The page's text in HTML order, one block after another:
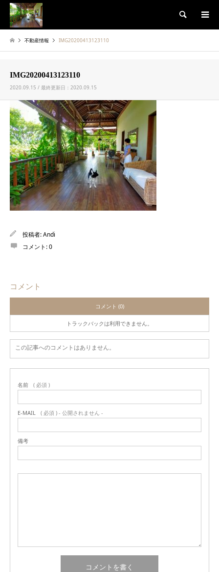
検索
不動産情報 IMG20200413123110
IMG20200413123110
2020.09.15 / 最終更新日：2020.09.15
投稿者:Andi
コメント:0
コメント
コメント (0)
トラックバックは利用できません。
この記事へのコメントはありません。
名前 ( 必須 )
E-MAIL ( 必須 ) - 公開されません -
備考